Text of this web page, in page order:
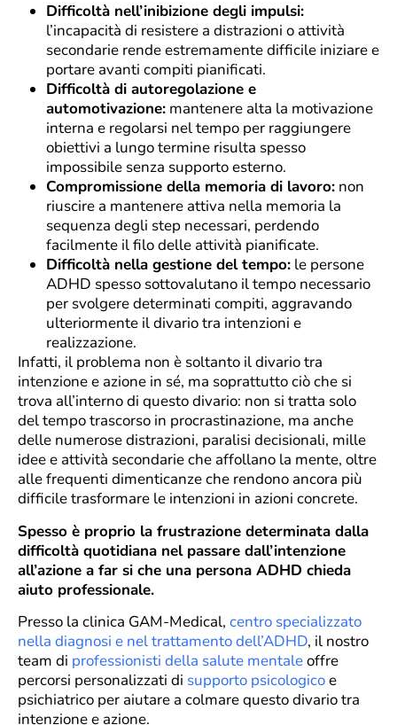
Difficoltà nell’inibizione degli impulsi:
l’incapacità di resistere a distrazioni o attività
secondarie rende estremamente difficile iniziare e
portare avanti compiti pianificati.
Difficoltà di autoregolazione e
automotivazione: mantenere alta la motivazione
interna e regolarsi nel tempo per raggiungere
obiettivi a lungo termine risulta spesso
impossibile senza supporto esterno.
Compromissione della memoria di lavoro: non
riuscire a mantenere attiva nella memoria la
sequenza degli step necessari, perdendo
facilmente il filo delle attività pianificate.
Difficoltà nella gestione del tempo: le persone
ADHD spesso sottovalutano il tempo necessario
per svolgere determinati compiti, aggravando
ulteriormente il divario tra intenzioni e
realizzazione.
Infatti, il problema non è soltanto il divario tra
intenzione e azione in sé, ma soprattutto ciò che si
trova all’interno di questo divario: non si tratta solo
del tempo trascorso in procrastinazione, ma anche
delle numerose distrazioni, paralisi decisionali, mille
idee e attività secondarie che affollano la mente, oltre
alle frequenti dimenticanze che rendono ancora più
difficile trasformare le intenzioni in azioni concrete.
Spesso è proprio la frustrazione determinata dalla
difficoltà quotidiana nel passare dall’intenzione
all’azione a far si che una persona ADHD chieda
aiuto professionale.
Presso la clinica GAM-Medical, centro specializzato
nella diagnosi e nel trattamento dell’ADHD, il nostro
team di professionisti della salute mentaleoffre
percorsi personalizzati di supporto psicologicoe
psichiatrico per aiutare a colmare questo divario tra
intenzione e azione.